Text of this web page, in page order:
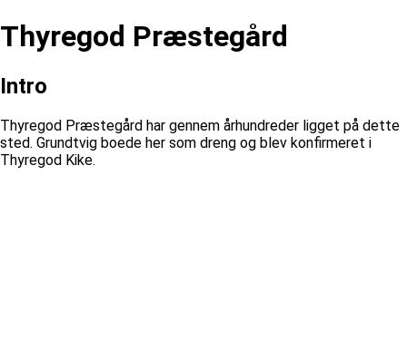
Thyregod Præstegård
Intro
Thyregod Præstegård har gennem århundreder ligget på dette
sted. Grundtvig boede her som dreng og blev konfirmeret i
Thyregod Kike.